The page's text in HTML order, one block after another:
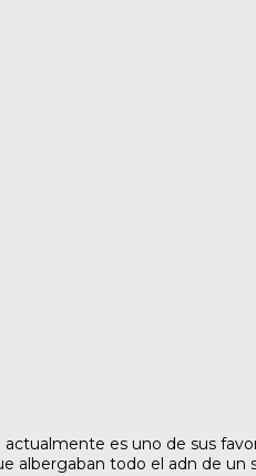
es uno de sus
albergaban todo el adn de un